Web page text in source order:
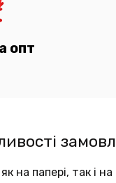
опт
на папері, так і